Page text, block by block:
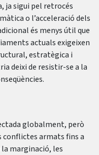
ja sigui pel retrocés
o l’acceleració dels
és menys útil que
actuals exigeixen
estratègica i
deixi de resistir-se a la
globalment, però
conflictes armats fins a
marginació, les